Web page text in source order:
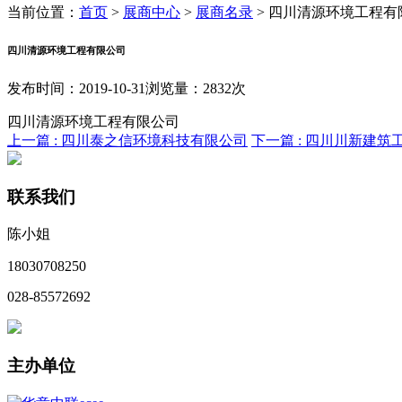
当前位置： 首页 > 展商中心 > 展商名录 > 四川清源环境工程有
四川清源环境工程有限公司
发布时间：2019-10-31浏览量：2832次
四川清源环境工程有限公司
上一篇 : 四川泰之信环境科技有限公司 下一篇 : 四川川新建筑
联系我们
陈小姐
18030708250
028-85572692
主办单位